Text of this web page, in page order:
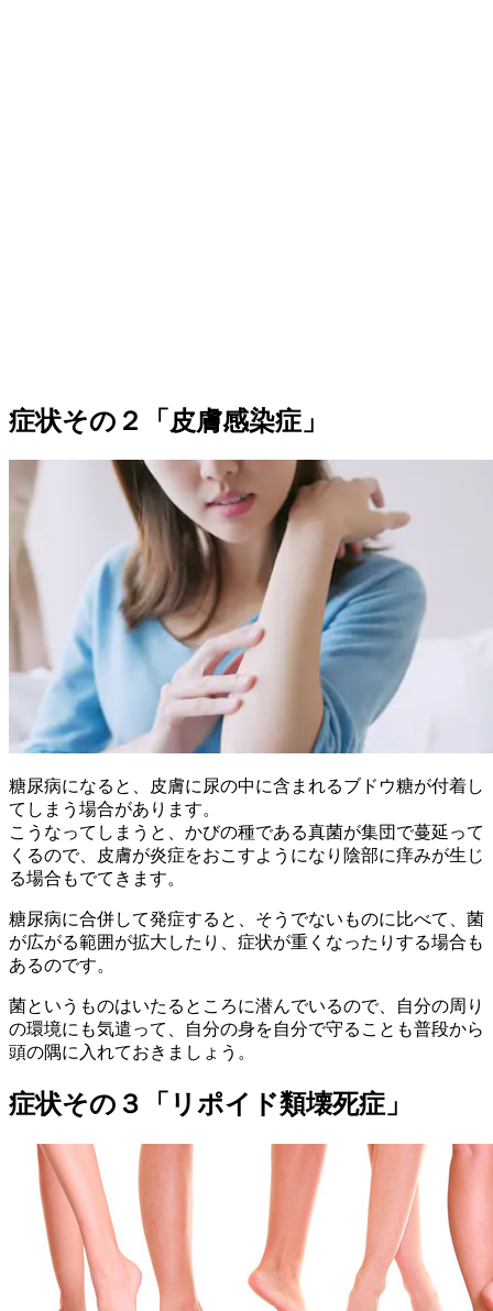
症状その２「皮膚感染症」
糖尿病になると、皮膚に尿の中に含まれるブドウ糖が付着し
てしまう場合があります。
こうなってしまうと、かびの種である真菌が集団で蔓延って
くるので、皮膚が炎症をおこすようになり陰部に痒みが生じ
る場合もでてきます。
糖尿病に合併して発症すると、そうでないものに比べて、菌
が広がる範囲が拡大したり、症状が重くなったりする場合も
あるのです。
菌というものはいたるところに潜んでいるので、自分の周り
の環境にも気遣って、自分の身を自分で守ることも普段から
頭の隅に入れておきましょう。
症状その３「リポイド類壊死症」